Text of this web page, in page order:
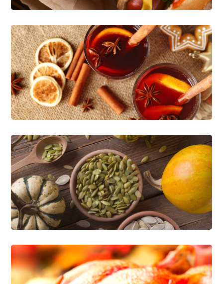
Healthy Breakfasts
INGREDIENTES EN GENERAL
Organic Strawberry
LÁCTEOS